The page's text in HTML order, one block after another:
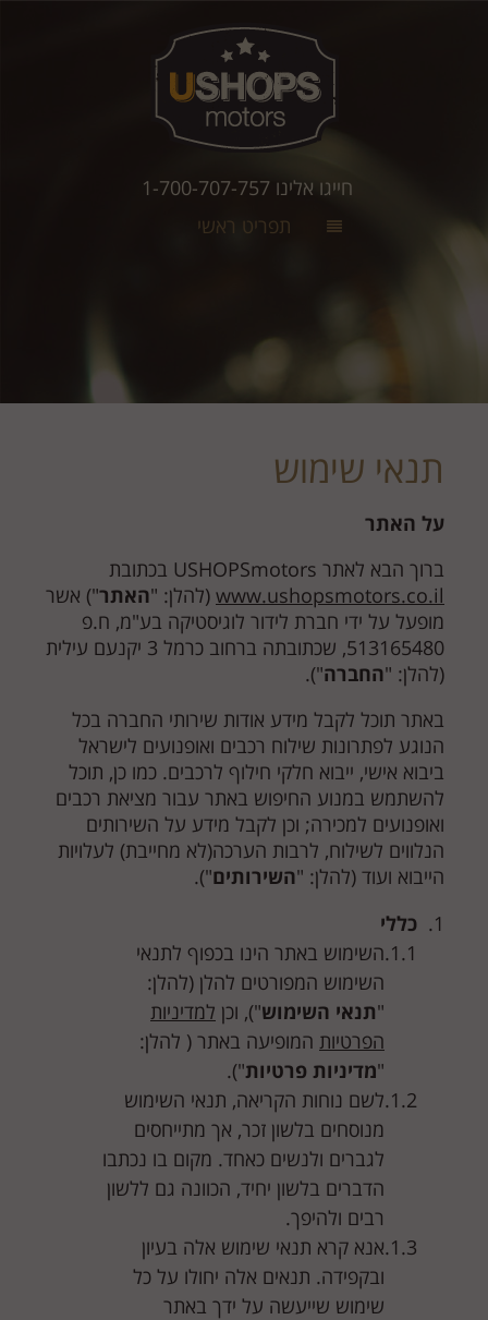
חייגו אלינו 1-700-707-757
תפריט ראשי
תנאי שימוש
על האתר
ברוך הבא לאתר USHOPSmotors בכתובת
www.ushopsmotors.co.il (להלן: "האתר") אשר
מופעל על ידי חברת לידור לוגיסטיקה בע"מ, ח.פ
513165480, שכתובתה ברחוב כרמל 3 יקנעם עילית
(להלן: "החברה").
באתר תוכל לקבל מידע אודות שירותי החברה בכל
הנוגע לפתרונות שילוח רכבים ואופנועים לישראל
ביבוא אישי, ייבוא חלקי חילוף לרכבים. כמו כן, תוכל
להשתמש במנוע החיפוש באתר עבור מציאת רכבים
ואופנועים למכירה; וכן לקבל מידע על השירותים
הנלווים לשילוח, לרבות הערכה(לא מחייבת) לעלויות
הייבוא ועוד (להלן: "השירותים").
כללי
השימוש באתר הינו בכפוף לתנאי
השימוש המפורטים להלן (להלן:
"תנאי השימוש"), וכן למדיניות
הפרטיות המופיעה באתר ( להלן:
"מדיניות פרטיות").
לשם נוחות הקריאה, תנאי השימוש
מנוסחים בלשון זכר, אך מתייחסים
לגברים ולנשים כאחד. מקום בו נכתבו
הדברים בלשון יחיד, הכוונה גם ללשון
רבים ולהיפך.
אנא קרא תנאי שימוש אלה בעיון
ובקפידה. תנאים אלה יחולו על כל
שימוש שייעשה על ידך באתר